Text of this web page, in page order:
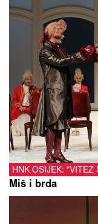
HNK OSIJEK: "VITEZ
Miš i brda